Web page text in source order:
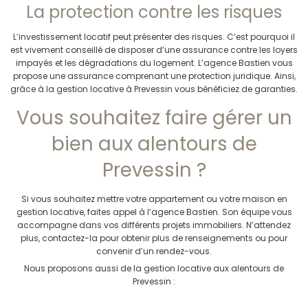
La protection contre les risques
L’investissement locatif peut présenter des risques. C’est pourquoi il
est vivement conseillé de disposer d’une assurance contre les loyers
impayés et les dégradations du logement. L’agence Bastien vous
propose une assurance comprenant une protection juridique. Ainsi,
grâce à la gestion locative à Prevessin vous bénéficiez de garanties.
Vous souhaitez faire gérer un
bien aux alentours de
Prevessin ?
Si vous souhaitez mettre votre appartement ou votre maison en
gestion locative, faites appel à l’agence Bastien. Son équipe vous
accompagne dans vos différents projets immobiliers. N’attendez
plus, contactez-la pour obtenir plus de renseignements ou pour
convenir d’un rendez-vous.
Nous proposons aussi de la gestion locative aux alentours de
Prevessin :